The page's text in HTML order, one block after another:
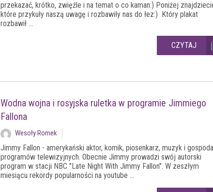
przekazać, krótko, zwięźle i na temat o co kaman:) Poniżej
które przykuły naszą uwagę i rozbawiły nas do łez:) Który plakat
rozbawił ...
CZYTAJ
Wodna wojna i rosyjska ruletka w programie Jimmiego
Fallona
Wesoły Romek
Jimmy Fallon - amerykański aktor, komik, piosenkarz, muzyk i
programów telewizyjnych. Obecnie Jimmy prowadzi swój autorski
program w stacji NBC "Late Night With Jimmy Fallon". W zeszłym
miesiącu rekordy popularności na youtube ...